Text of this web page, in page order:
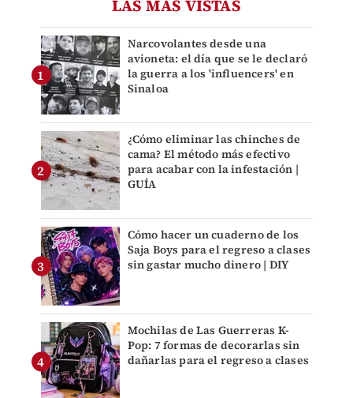
LAS MÁS VISTAS
Narcovolantes desde una
avioneta: el día que se le declaró
la guerra a los 'influencers' en
Sinaloa
¿Cómo eliminar las chinches de
cama? El método más efectivo
para acabar con la infestación |
GUÍA
Cómo hacer un cuaderno de los
Saja Boys para el regreso a clases
sin gastar mucho dinero | DIY
Mochilas de Las Guerreras K-
Pop: 7 formas de decorarlas sin
dañarlas para el regreso a clases